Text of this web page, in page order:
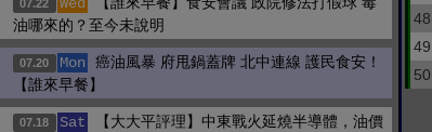
07.22
油哪來的？至今未說明
07.20 Mon
癌油風暴 府甩鍋蓋牌 北中連線 護民食安！
【誰來早餐】
07.18 Sat
【大大平評理】中東戰火延燒半導體，油價
48
49
50